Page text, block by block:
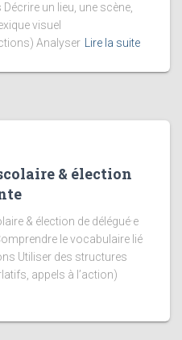
un lieu, une scène,
visuel
Analyser Lire la suite
& élection
& élection de délégué·e
le vocabulaire lié
Utiliser des structures
appels à l’action)